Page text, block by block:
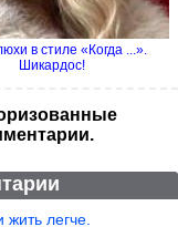
в стиле «Когда ...».
Шикардос!
легче.